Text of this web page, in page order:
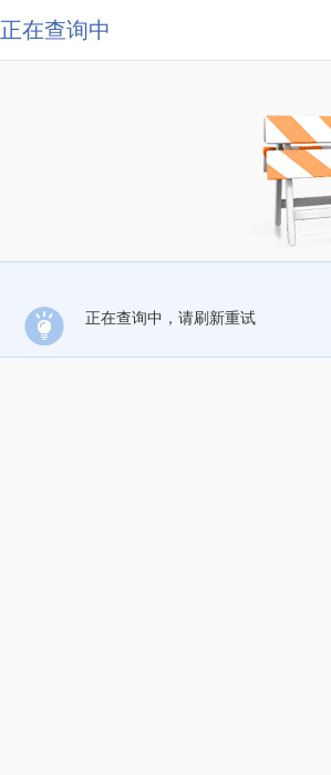
正在查询中
正在查询中，请刷新重试